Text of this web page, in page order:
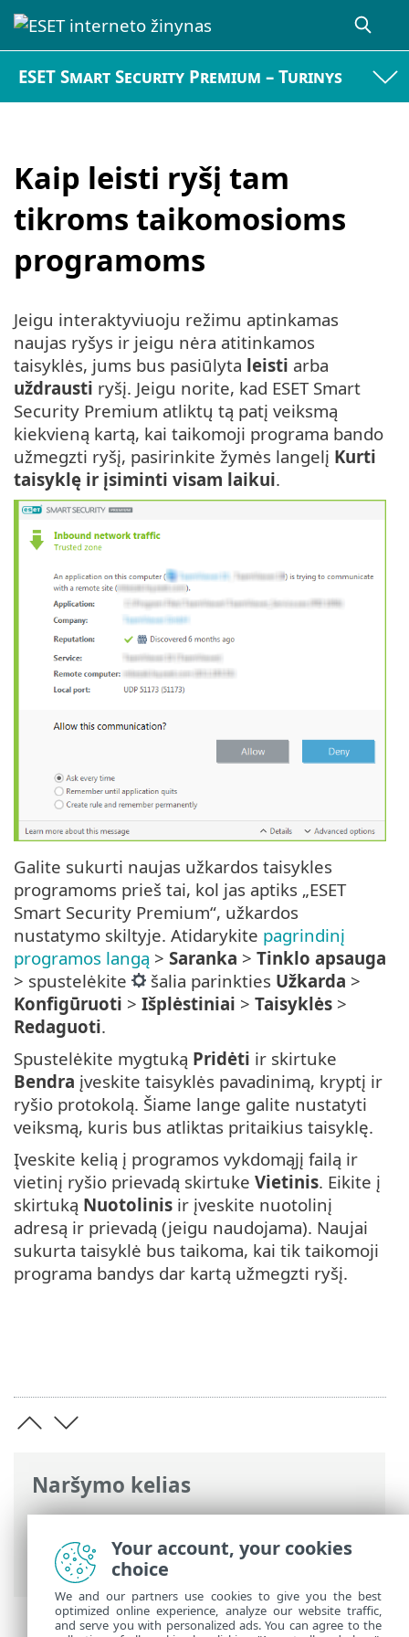
ESET Smart Security Premium – Turinys
Kaip leisti ryšį tam
tikroms taikomosioms
programoms
Naršymo kelias
ESET interneto žinynas>ESET Smart
Security Premium>DUK > Kaip leisti ryšį
tam tikroms taikomosioms programoms
Jeigu interaktyviuoju režimu aptinkamas
naujas ryšys ir jeigu nėra atitinkamos
taisyklės, jums bus pasiūlyta leisti arba
uždrausti ryšį. Jeigu norite, kad ESET Smart
Security Premium atliktų tą patį veiksmą
kiekvieną kartą, kai taikomoji programa bando
užmegzti ryšį, pasirinkite žymės langelį Kurti
taisyklę ir įsiminti visam laikui.
Galite sukurti naujas užkardos taisykles
programoms prieš tai, kol jas aptiks „ESET
Smart Security Premium“, užkardos
nustatymo skiltyje. Atidarykite pagrindinį
programos langą > Saranka > Tinklo apsauga
> spustelėkite
šalia parinkties Užkarda >
Konfigūruoti > Išplėstiniai > Taisyklės >
Redaguoti.
Spustelėkite mygtuką Pridėti ir skirtuke
Bendra įveskite taisyklės pavadinimą, kryptį ir
ryšio protokolą. Šiame lange galite nustatyti
veiksmą, kuris bus atliktas pritaikius taisyklę.
Įveskite kelią į programos vykdomąjį failą ir
vietinį ryšio prievadą skirtuke Vietinis. Eikite į
skirtuką Nuotolinis ir įveskite nuotolinį
adresą ir prievadą (jeigu naudojama). Naujai
sukurta taisyklė bus taikoma, kai tik taikomoji
programa bandys dar kartą užmegzti ryšį.
Your account, your cookies
choice
We and our partners use cookies to give you the best
optimized online experience, analyze our website traffic,
and serve you with personalized ads. You can agree to the